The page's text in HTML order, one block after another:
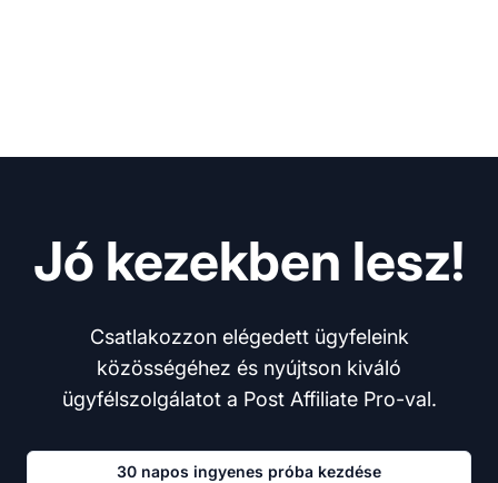
Jó kezekben lesz!
Csatlakozzon elégedett ügyfeleink
közösségéhez és nyújtson kiváló
ügyfélszolgálatot a Post Affiliate Pro-val.
30 napos ingyenes próba kezdése